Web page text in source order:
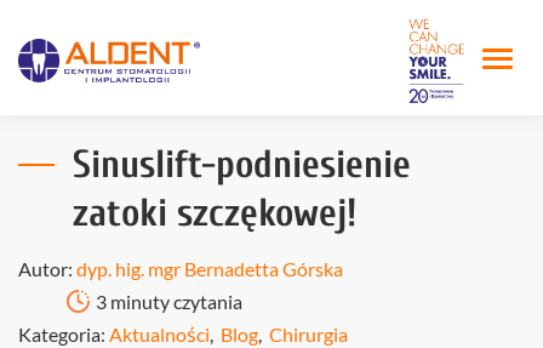
Sinuslift-podniesienie
zatoki szczękowej!
Autor: dyp. hig. mgr Bernadetta Górska
3 minuty czytania
Kategoria: Aktualności, Blog, Chirurgia